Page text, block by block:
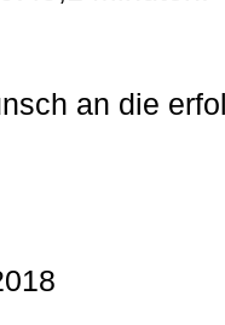
an die